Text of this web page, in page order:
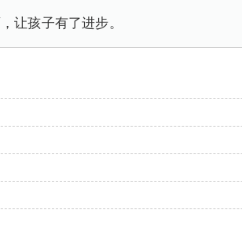
让孩子有了进步。